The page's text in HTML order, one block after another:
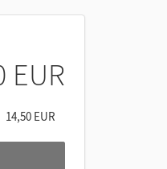
EUR
14,50 EUR